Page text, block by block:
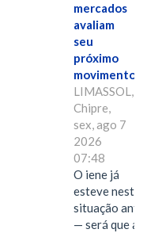
mercados
avaliam
seu
próximo
movimento.
LIMASSOL,
Chipre,
sex, ago 7
2026
07:48
O iene já
esteve nesta
situação antes
— será que a